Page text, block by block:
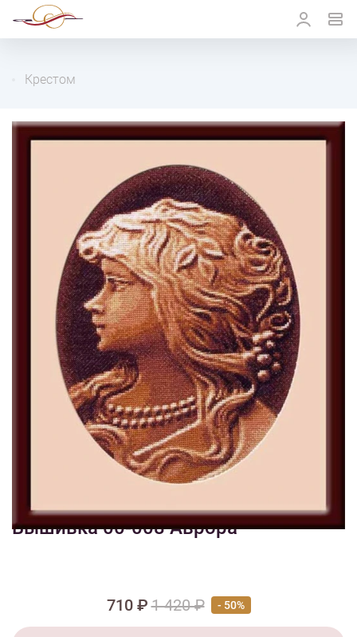
Крестом
1/4
Изображения и цвет представленного товара могут незначительно
отличаться от оригинала продукции, взависимости от разрешения и
настроек вашего монитора, а также условий освещения при съемке
Вышивка 00-008 Аврора
710 ₽1 420 ₽ - 50%